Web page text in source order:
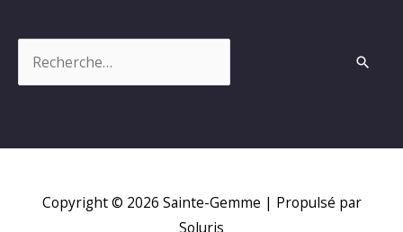
Copyright © 2026 Sainte-Gemme | Propulsé par
Soluris